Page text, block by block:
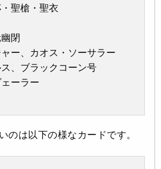
聖槍・聖衣
閉
ー、カオス・ソーサラー
、ブラックコーン号
ーラー
のは以下の様なカードです。